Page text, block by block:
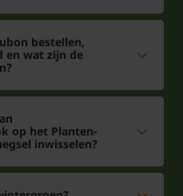
bestellen,
en wat zijn de
op het Planten-
inwisselen?